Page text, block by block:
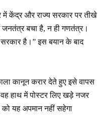
में केंद्र और राज्य सरकार पर तीखे
बचा है, न ही गणतंत्र।
सरकार है।” इस बयान के बाद
कानून करार देते हुए इसे वापस
हाथ में पोस्टर लिए खड़े नजर
यह अपमान नहीं सहेगा